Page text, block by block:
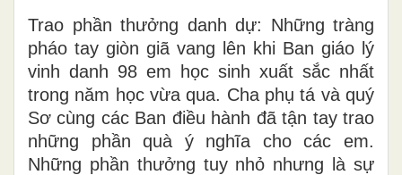
Trao phần thưởng danh dự: Những tràng
pháo tay giòn giã vang lên khi Ban giáo lý
vinh danh 98 em học sinh xuất sắc nhất
trong năm học vừa qua. Cha phụ tá và quý
Sơ cùng các Ban điều hành đã tận tay trao
những phần quà ý nghĩa cho các em.
Những phần thưởng tuy nhỏ nhưng là sự